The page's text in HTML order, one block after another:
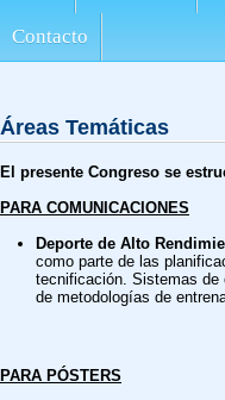
Contacto
Áreas Temáticas
El presente Congreso se
PARA COMUNICACIONES
Deporte de Alto
como parte de las
tecnificación. Sistemas de
de metodologías de
PARA PÓSTERS